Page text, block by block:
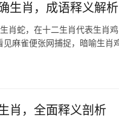
生肖，成语释义解析
肖蛇，在十二生肖代表生肖
见麻雀便张网捕捉，暗喻生
肖，全面释义剖析